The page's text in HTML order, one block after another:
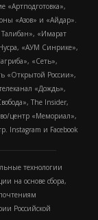
«Артподготовка»,
«Азов» и «Айдар».
«Имарат
«АУМ Синрике»,
«Сеть»,
«Открытой России»,
«Дождь»,
The Insider,
центр «Мемориал»,
Instagram и Facebook
технологии
на основе сбора,
Российской